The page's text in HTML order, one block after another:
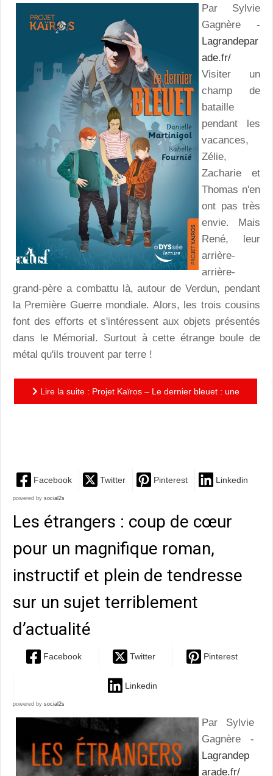
Par Sylvie
Gagnère -
Lagrandepar
ade.fr/
Visiter un
champ de
bataille
pendant les
vacances,
Zélie,
Zacharie et
Thomas n'en
ont pas très
envie. Mais
René, leur
arrière-
arrière-
grand-père a combattu là, autour de Verdun, pendant
la Première Guerre mondiale. Alors, les trois cousins
font des efforts et s'intéressent aux objets présentés
dans le Mémorial. Surtout à cette étrange boule de
métal qu'ils trouvent par terre !
Lire la suite : Projet Kaïros – Le dernier bleuet : une
Facebook Twitter Pinterest Linkedin
powered by social2s
Les étrangers : coup de cœur
pour un magnifique roman,
instructif et plein de tendresse
sur un sujet terriblement
d’actualité
Facebook Twitter Pinterest
Linkedin
powered by social2s
Par Sylvie
Gagnère -
Lagrandep
arade.fr/